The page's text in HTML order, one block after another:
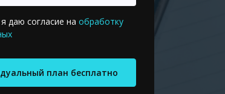
даю согласие на обработку
план бесплатно